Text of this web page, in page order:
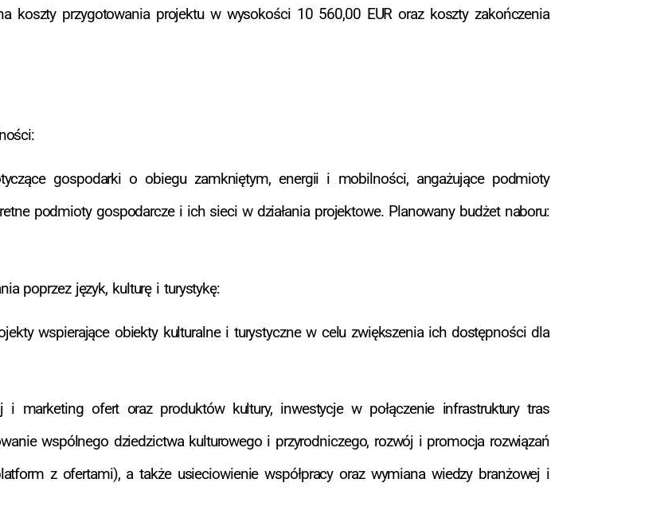
koszty przygotowania projektu w wysokości 10 560,00 EUR oraz koszty zakończenia
gospodarki o obiegu zamkniętym, energii i mobilności, angażujące podmioty
podmioty gospodarcze i ich sieci w działania projektowe. Planowany budżet naboru:
poprzez język, kulturę i turystykę:
wspierające obiekty kulturalne i turystyczne w celu zwiększenia ich dostępności dla
marketing ofert oraz produktów kultury, inwestycje w połączenie infrastruktury tras
wspólnego dziedzictwa kulturowego i przyrodniczego, rozwój i promocja rozwiązań
z ofertami), a także usieciowienie współpracy oraz wymiana wiedzy branżowej i